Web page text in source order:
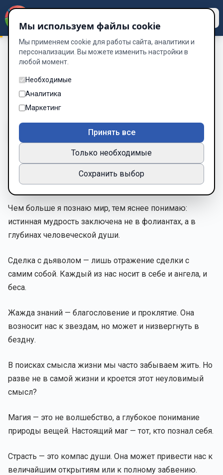
Афоризмы оживших героев
Афоризмы Доктора Фауста
Глава 46 из 53
Шрифт
Знание без действия подобно книге, запертой в
сундуке: бесполезно и недоступно.
Чем больше я познаю мир, тем яснее понимаю:
истинная мудрость заключена не в фолиантах, а в
глубинах человеческой души.
Сделка с дьяволом — лишь отражение сделки с
самим собой. Каждый из нас носит в себе и ангела, и
беса.
Жажда знаний — благословение и проклятие. Она
возносит нас к звездам, но может и низвергнуть в
бездну.
В поисках смысла жизни мы часто забываем жить. Но
разве не в самой жизни и кроется этот неуловимый
смысл?
Магия — это не волшебство, а глубокое понимание
природы вещей. Настоящий маг — тот, кто познал себя.
Страсть — это компас души. Она может привести нас к
величайшим открытиям или к полному забвению.
Мы используем файлы cookie
Мы применяем cookie для работы сайта, аналитики и
персонализации. Вы можете изменить настройки в
любой момент.
Необходимые
Аналитика
Маркетинг
Принять все
Только необходимые
Сохранить выбор